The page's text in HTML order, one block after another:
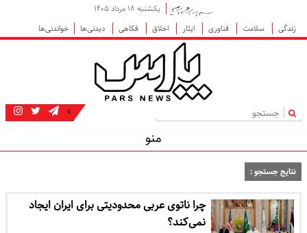
یکشنبه ۱۸ مرداد ۱۴۰۵
زندگی
سلامت فناوری ایثار اخلاق فکاهی دیدنی‌ها خواندنی‌ها
|
منو
نتایج جستجو :
چرا ناتوی عربی محدودیتی برای ایران ایجاد
نمی‌کند؟